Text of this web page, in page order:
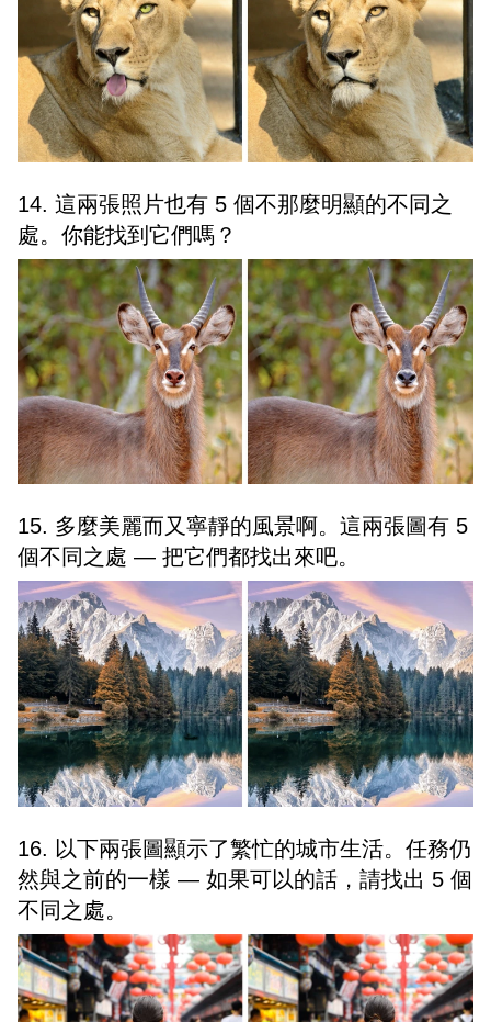
14. 這兩張照片也有 5 個不那麼明顯的不同之
處。你能找到它們嗎？
15. 多麼美麗而又寧靜的風景啊。這兩張圖有 5
個不同之處 — 把它們都找出來吧。
16. 以下兩張圖顯示了繁忙的城市生活。任務仍
然與之前的一樣 — 如果可以的話，請找出 5 個
不同之處。